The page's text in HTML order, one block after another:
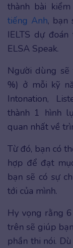
thành bài
tiếng Anh, bạn
IELTS dự
ELSA Speak.
Người dùng
%) ở mỗi kỹ
Intonation,
thành 1 hình
quan nhất về
Từ đó, bạn có
hợp để đạt
bạn sẽ có sự
tới của mình.
Hy vọng rằng
trên sẽ giúp
phần thi nói.